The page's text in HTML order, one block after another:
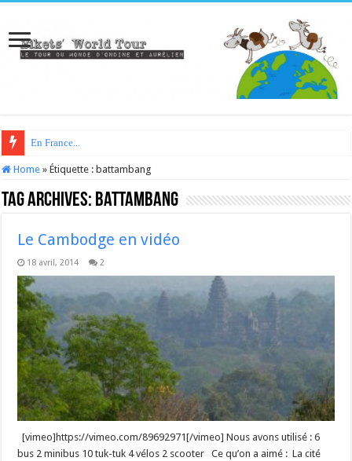
En France...
Home » Étiquette : battambang
Tag Archives: battambang
Le Cambodge en vidéo
18 avril, 2014 2
[vimeo]https://vimeo.com/89692971[/vimeo] Nous avons utilisé : 6
bus 2 minibus 10 tuk-tuk 4 vélos 2 scooter Ce qu’on a aimé : La cité